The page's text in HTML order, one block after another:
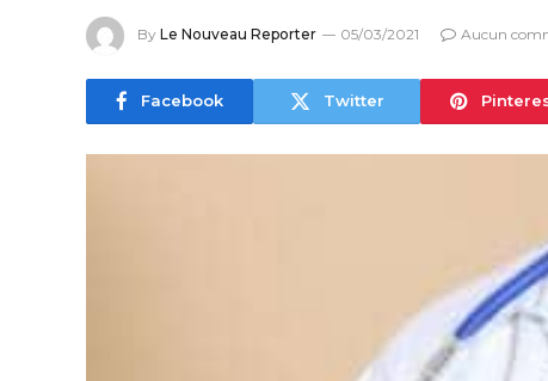
By Le Nouveau Reporter 05/03/2021 Aucun
Facebook Twitter